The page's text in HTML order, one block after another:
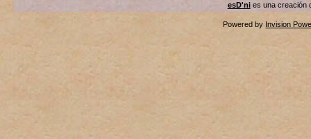
esD'nies una creación
Powered by Invision